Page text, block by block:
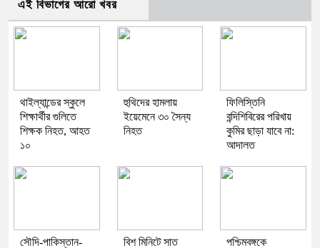
এই বিভাগের আরো খবর
থাইল্যান্ডের স্কুলে
শিক্ষার্থীর গুলিতে
শিক্ষক নিহত, আহত
১০
হুথিদের হামলায়
ইয়েমেনে ৩০ সৈন্য
নিহত
ফিলিস্তিনি
বন্দিশিবিরের পরিখায়
কুমির ছাড়া যাবে না:
আদালত
সৌদি-পাকিস্তান-
বিশ মিনিটে সাত
পশ্চিমবঙ্গকে